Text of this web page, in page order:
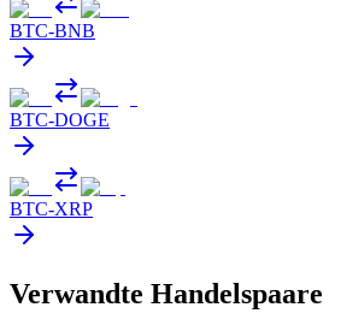
BTC-BNB
BTC-DOGE
BTC-XRP
Verwandte Handelspaare